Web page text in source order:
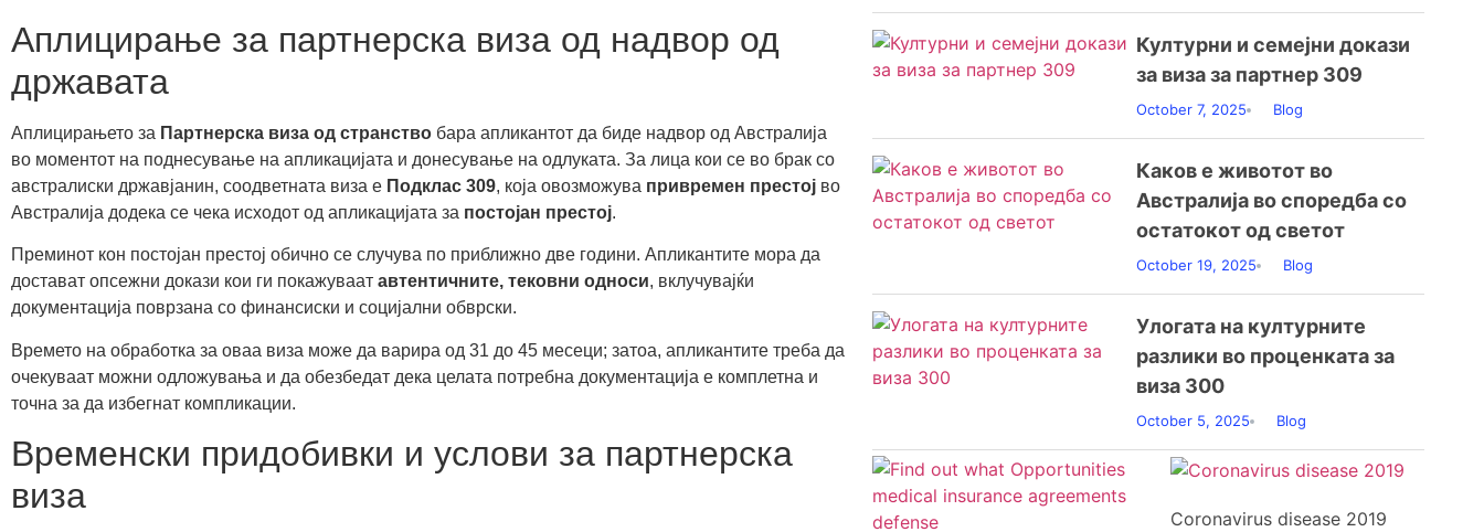
Аплицирање за партнерска виза од надвор од
државата
Аплицирањето за Партнерска виза од странство бара апликантот да биде надвор од Австралија
во моментот на поднесување на апликацијата и донесување на одлуката. За лица кои се во брак со
австралиски државјанин, соодветната виза е Подклас 309, која овозможува привремен престој во
Австралија додека се чека исходот од апликацијата за постојан престој.
Преминот кон постојан престој обично се случува по приближно две години. Апликантите мора да
достават опсежни докази кои ги покажуваат автентичните, тековни односи, вклучувајќи
документација поврзана со финансиски и социјални обврски.
Времето на обработка за оваа виза може да варира од 31 до 45 месеци; затоа, апликантите треба да
очекуваат можни одложувања и да обезбедат дека целата потребна документација е комплетна и
точна за да избегнат компликации.
Временски придобивки и услови за партнерска
виза
Културни и семејни докази
за виза за партнер 309
October 7, 2025 Blog
Каков е животот во
Австралија во споредба со
остатокот од светот
October 19, 2025 Blog
Улогата на културните
разлики во проценката за
виза 300
October 5, 2025 Blog
Coronavirus disease 2019